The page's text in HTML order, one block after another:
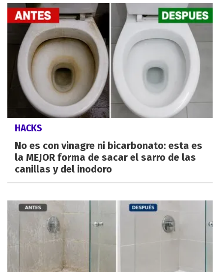
HACKS
No es con vinagre ni bicarbonato: esta es
la MEJOR forma de sacar el sarro de las
canillas y del inodoro